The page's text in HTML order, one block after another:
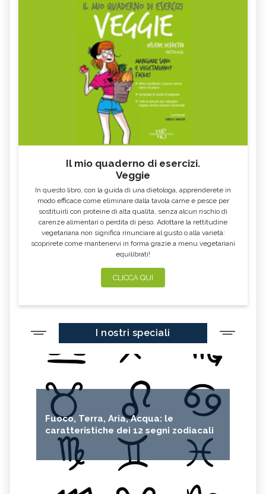
Il mio quaderno di esercizi.
Veggie
In questo libro, con la guida di una dietologa, apprenderete in
modo efficace come eliminare dalla tavola carne e pesce per
sostituirli con proteine di alta qualità, senza alcun rischio di
carenze alimentari o perdita di peso. Adottare la rettitudine
vegetariana non significa rinunciare al gusto o alla varietà:
scoprirete come mantenervi in forma grazie a menu vegetariani
equilibrati!
CLICCA QUI
I nostri speciali
Fuoco, Terra, Aria, Acqua: le
caratteristiche dei 12 segni zodiacali